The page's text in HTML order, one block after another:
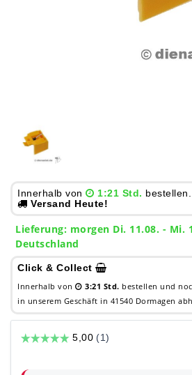
Innerhalb von 1:21 Std. bestellen.
Versand Heute!
Lieferung: morgen Di. 11.08. - Mi.
Deutschland
Click & Collect
Innerhalb von 3:21 Std. bestellen und
in unserem Geschäft in 41540 Dormagen